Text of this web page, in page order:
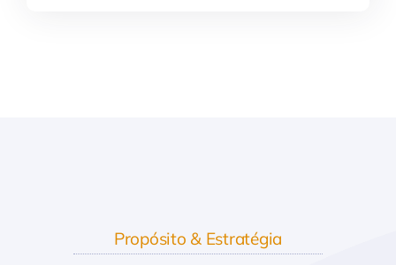
Propósito & Estratégia